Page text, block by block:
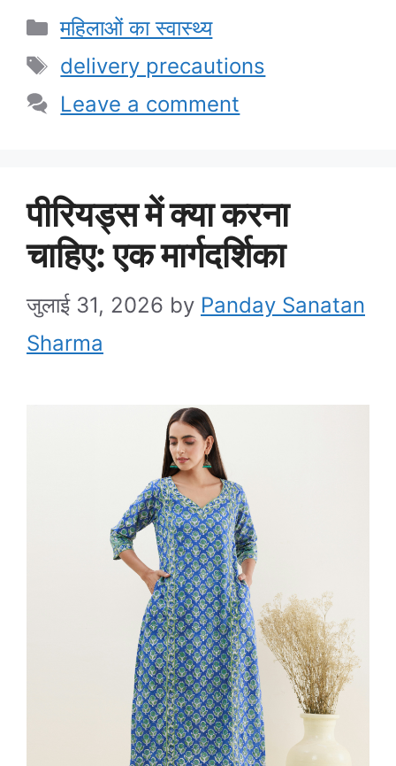
Categories
महिलाओं का स्वास्थ्य
Tags
delivery precautions
Leave a comment
पीरियड्स में क्या करना
चाहिए: एक मार्गदर्शिका
जुलाई 31, 2026 by Panday Sanatan
Sharma